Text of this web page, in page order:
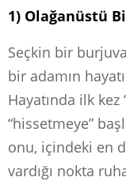
1) Olağanüstü
Seçkin bir
bir adamın
Hayatında ilk kez
“hissetmeye”
onu, içindeki en
vardığı nokta